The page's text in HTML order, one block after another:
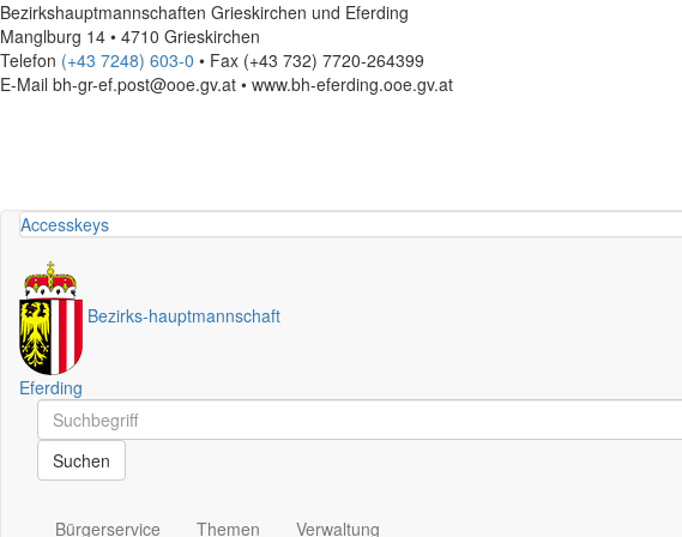
Bezirkshauptmannschaften Grieskirchen und Eferding
Manglburg 14 • 4710 Grieskirchen
Telefon (+43 7248) 603-0 • Fax (+43 732) 7720-264399
E-Mail bh-gr-ef.post@ooe.gv.at • www.bh-eferding.ooe.gv.at
Accesskeys
Bezirks-hauptmannschaft
Eferding
Schnellsuche
Schnellsuche
Suchen
Bürgerservice Themen Verwaltung